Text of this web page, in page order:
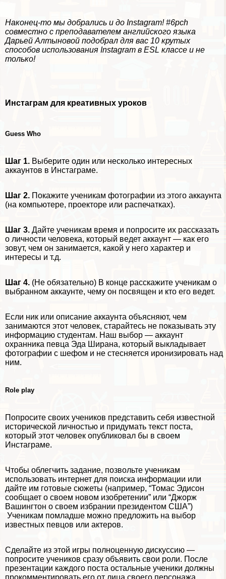
Наконец-то мы добрались и до Instagram! #6pch
совместно с преподавателем английского языка
Дарьей Алтыновой подобрал для вас 10 крутых
способов использования Instagram в ESL классе и не
только!
Инстаграм для креативных уроков
Guess Who
Шаг 1. Выберите один или несколько интересных
аккаунтов в Инстаграме.
Шаг 2. Покажите ученикам фотографии из этого аккаунта
(на компьютере, проекторе или распечатках).
Шаг 3. Дайте ученикам время и попросите их рассказать
о личности человека, который ведет аккаунт — как его
зовут, чем он занимается, какой у него хаpaктер и
интересы и т.д.
Шаг 4. (Не обязательно) В конце расскажите ученикам о
выбранном аккаунте, чему он посвящен и кто его ведет.
Если ник или описание аккаунта объясняют, чем
занимаются этот человек, старайтесь не показывать эту
информацию студентам. Наш выбор — аккаунт
охранника певца Эда Ширана, который выкладывает
фотографии с шефом и не стесняется иронизировать над
ним.
Role play
Попросите своих учеников представить себя известной
исторической личностью и придумать текст поста,
который этот человек опубликовал бы в своем
Инстаграме.
Чтобы облегчить задание, позвольте ученикам
использовать интернет для поиска информации или
дайте им готовые сюжеты (например, “Томас Эдисон
сообщает о своем новом изобретении” или “Джорж
Вашингтон о своем избрании президентом США”)
Ученикам помладше можно предложить на выбор
известных певцов или актеров.
Сделайте из этой игры полноценную дискуссию —
попросите учеников сразу объявить свои роли. После
презентации каждого поста остальные ученики должны